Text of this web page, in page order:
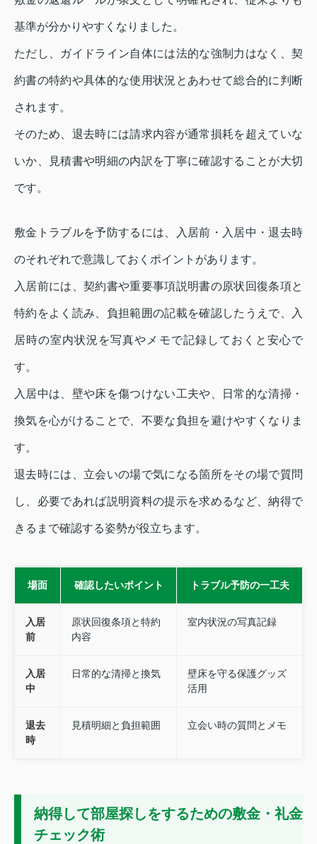
基準が分かりやすくなりました。
ただし、ガイドライン自体には法的な強制力はなく、契
約書の特約や具体的な使用状況とあわせて総合的に判断
されます。
そのため、退去時には請求内容が通常損耗を超えていな
いか、見積書や明細の内訳を丁寧に確認することが大切
です。
敷金トラブルを予防するには、入居前・入居中・退去時
のそれぞれで意識しておくポイントがあります。
入居前には、契約書や重要事項説明書の原状回復条項と
特約をよく読み、負担範囲の記載を確認したうえで、入
居時の室内状況を写真やメモで記録しておくと安心で
す。
入居中は、壁や床を傷つけない工夫や、日常的な清掃・
換気を心がけることで、不要な負担を避けやすくなりま
す。
退去時には、立会いの場で気になる箇所をその場で質問
し、必要であれば説明資料の提示を求めるなど、納得で
きるまで確認する姿勢が役立ちます。
場面 確認したいポイント トラブル予防の一工夫
入居
前
原状回復条項と特約
内容
室内状況の写真記録
入居
中
日常的な清掃と換気
壁床を守る保護グッズ
活用
退去
時
見積明細と負担範囲 立会い時の質問とメモ
納得して部屋探しをするための敷金・礼金
チェック術